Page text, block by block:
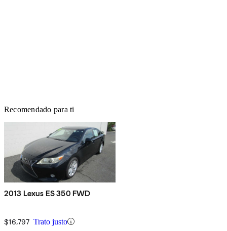
Recomendado para ti
2013 Lexus ES 350 FWD
$16,797 Trato justo